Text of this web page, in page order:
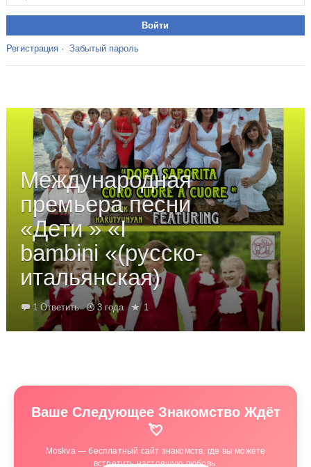
Регистрация· Забытый пароль
Международная
премьера песни
«Дети » «I
bambini «(русско-
итальянская)
1 Ответить 3 года 1
Ваше Следующее Знакомство Ждёт
💘
Moskva — бесплатный сайт знакомств, где вы можете
встретить настоящую любовь.